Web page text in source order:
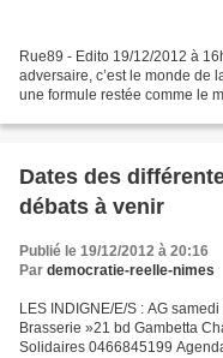
Rue89 - Edito 19/12/2012 à
adversaire, c’est le monde de
une formule restée comme le
Dates des
débats à venir
Publié le 19/12/2012 à 20:16
Par democratie-reelle-nimes
LES INDIGNE/E/S : AG
Brasserie »21 bd Gambetta
Solidaires 0466845199